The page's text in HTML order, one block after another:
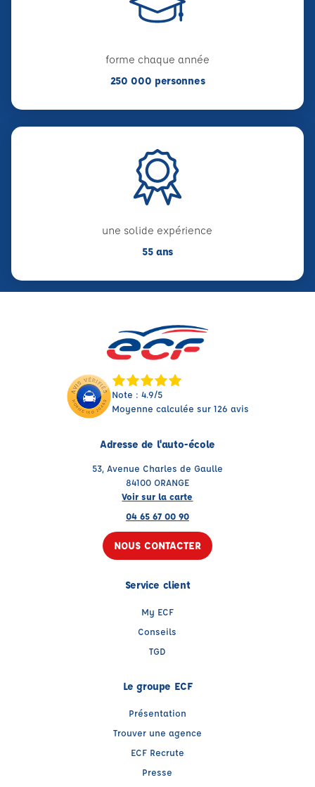
forme chaque année
250 000 personnes
une solide expérience
55 ans
Note : 4.9/5
Moyenne calculée sur 126 avis
Adresse de l'auto-école
53, Avenue Charles de Gaulle
84100 ORANGE
Voir sur la carte
04 65 67 00 90
NOUS CONTACTER
Service client
My ECF
Conseils
TGD
Le groupe ECF
Présentation
Trouver une agence
ECF Recrute
Presse